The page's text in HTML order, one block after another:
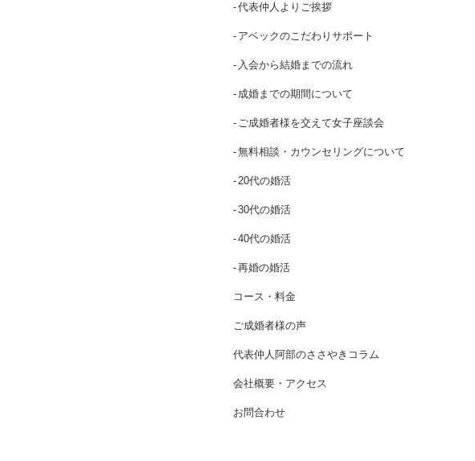
代表仲人よりご挨拶
アベックのこだわりサポート
入会から結婚までの流れ
成婚までの期間について
ご成婚者様を交えて女子座談会
無料相談・カウンセリングについて
20代の婚活
30代の婚活
40代の婚活
再婚の婚活
コース・料金
ご成婚者様の声
代表仲人阿部のささやきコラム
会社概要・アクセス
お問合わせ